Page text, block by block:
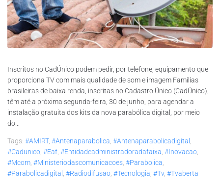
Inscritos no CadÚnico podem pedir, por telefone, equipamento que
proporciona TV com mais qualidade de som e imagem Famílias
brasileiras de baixa renda, inscritas no Cadastro Único (CadÚnico),
têm até a próxima segunda-feira, 30 de junho, para agendar a
instalação gratuita dos kits da nova parabólica digital, por meio
do...
Tags: #AMIRT, #antenaparabolica, #antenaparabolicadigital ,
#cadunico, #eaf, #entidadeadministradoradafaixa, #inovacao,
#mcom, #ministeriodascomunicacoes, #parabolica,
#parabolicadigital , #radiodifusao, #tecnologia, #tv, #tvaberta